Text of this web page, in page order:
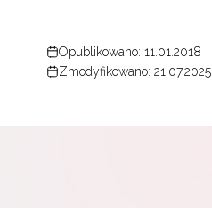
Opublikowano: 11.01.2018
Zmodyfikowano: 21.07.2025